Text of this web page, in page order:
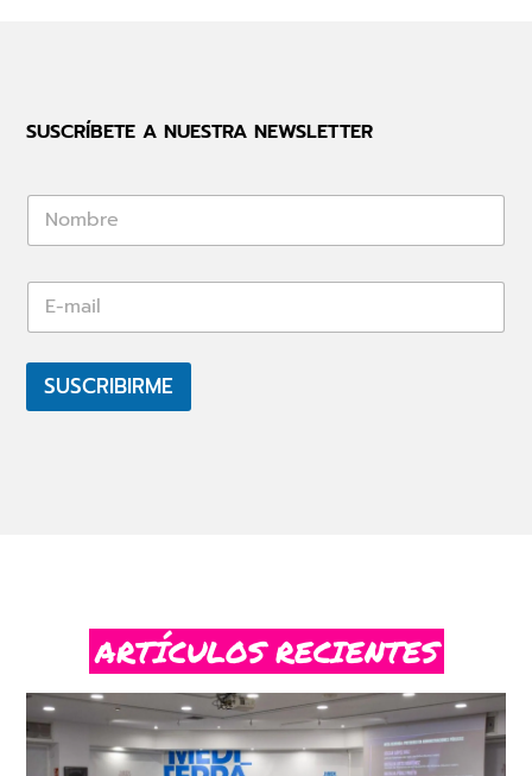
SUSCRÍBETE A NUESTRA NEWSLETTER
*
E
m
a
l
SUSCRIBIRME
ARTÍCULOS RECIENTES